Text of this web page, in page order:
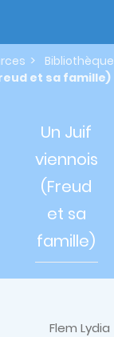
Bibliothèque
et sa famille)
Un Juif
viennois
(Freud
et sa
famille)
Flem Lydia